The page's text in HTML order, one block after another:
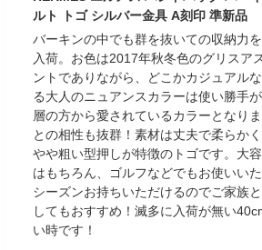
ルト トゴ シルバー金具 A刻印 準新品
バーキンの中でも群を抜いての収納力
入荷。お色は2017年秋冬色のグリスア
ントでありながら、どこかカジュアル
る大人のニュアンスカラーは使い勝手
層の方から愛されているカラーとなり
との相性も抜群！素材は丈夫で柔らか
やや粗い型押しが特徴のトゴです。大
はもちろん、ゴルフなどでもお使いい
シーズンお持ちいただけるのでご家族
してもおすすめ！滅多に入荷が無い
い時です！